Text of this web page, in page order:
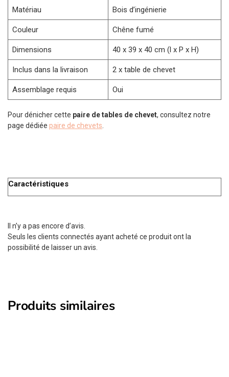
Matériau Bois d’ingénierie
Couleur Chêne fumé
Dimensions 40 x 39 x 40 cm (l x P x H)
Inclus dans la livraison 2 x table de chevet
Assemblage requis Oui
Pour dénicher cette paire de tables de chevet, consultez notre
page dédiée paire de chevets
Caractéristiques
Il n’y a pas encore d’avis.
Seuls les clients connectés ayant acheté ce produit ont la
possibilité de laisser un avis.
Produits similaires